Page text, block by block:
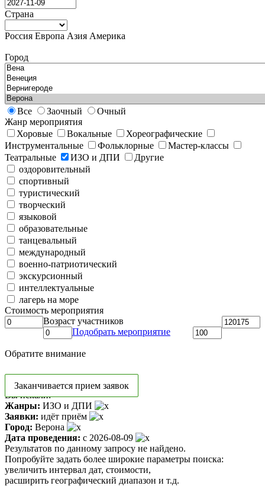
Страна
Россия Европа Азия Америка
Город
Все Заочный
Очный
Жанр мероприятия
Хоровые
Вокальные
Хореографические
Инструментальные
Фольклорные
Мастер-классы
Театральные
ИЗО и ДПИ
Другие
оздоровительный
спортивный
туристический
творческий
языковой
образовательные
танцевальный
международный
военно-патриотический
экскурсионный
интеллектуальные
лагерь на море
Стоимость мероприятия
Возраст участников
Подобрать мероприятие
Обратите внимание
Заканчивается прием заявок
Вы искали:
Жанры: ИЗО и ДПИ
Заявки: идёт приём
Город: Верона
Дата проведения: с 2026-08-09
Результатов по данному запросу не найдено.
Попробуйте задать более широкие параметры поиска:
увеличить интервал дат, стоимости,
расширить географический диапазон и т.д.